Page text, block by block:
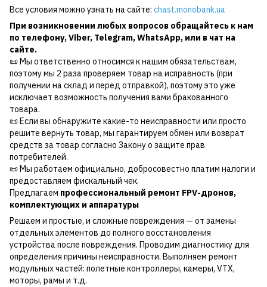
Все условия можно узнать на сайте: chast.monobank.ua
При возникновении любых вопросов обращайтесь к нам
по телефону,Viber, Telegram,WhatsApp, или в чат на
сайте.
📜 Мы ответственно относимся к нашим обязательствам,
поэтому мы 2 раза проверяем товар на исправность (при
получении на склад и перед отправкой), поэтому это уже
исключает возможность получения вами бракованного
товара.
📜 Если вы обнаружите какие-то неисправности или просто
решите вернуть товар, мы гарантируем обмен или возврат
средств за товар согласно Закону о защите прав
потребителей.
📜 Мы работаем официально, добросовестно платим налоги и
предоставляем фискальный чек.
Предлагаем профессиональный ремонт FPV-дронов,
комплектующих и аппаратуры
Решаем и простые, и сложные повреждения — от замены
отдельных элементов до полного восстановления
устройства после повреждения. Проводим диагностику для
определения причины неисправности. Выполняем ремонт
модульных частей: полетные контроллеры, камеры, VTX,
моторы, рамы и т.д.